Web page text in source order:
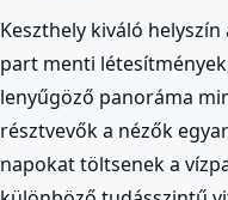
Keszthely kiváló
part menti
lenyűgöző panoráma
résztvevők a nézők
napokat töltsenek a